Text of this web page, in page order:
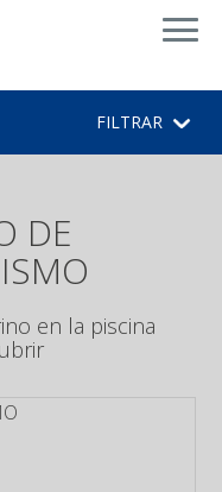
FILTRAR
DE
en la piscina